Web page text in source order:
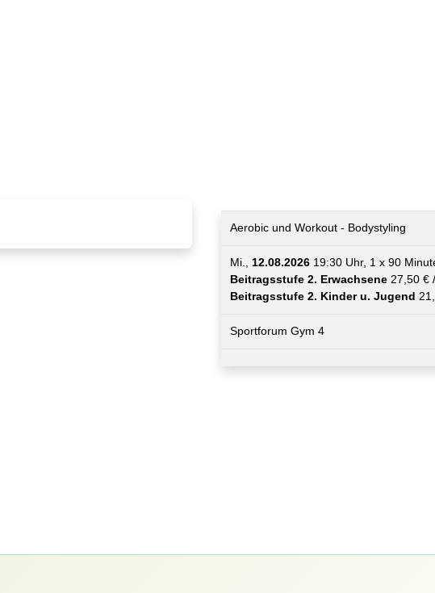
Aerobic und Workout - Bodystyling
Mi., 12.08.202619:30 Uhr, 1 x 90
Beitragsstufe 2. Erwachsene27,50 €
Beitragsstufe 2. Kinder u. Jugend
Sportforum Gym 4